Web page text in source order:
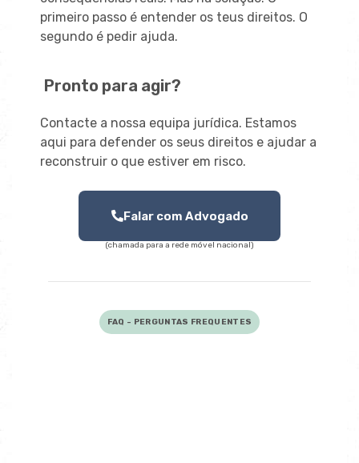
primeiro passo é entender os teus direitos. O
segundo é pedir ajuda.
Pronto para agir?
Contacte a nossa equipa jurídica. Estamos
aqui para defender os seus direitos e ajudar a
reconstruir o que estiver em risco.
Falar com Advogado
(chamada para a rede móvel nacional)
FAQ - PERGUNTAS FREQUENTES